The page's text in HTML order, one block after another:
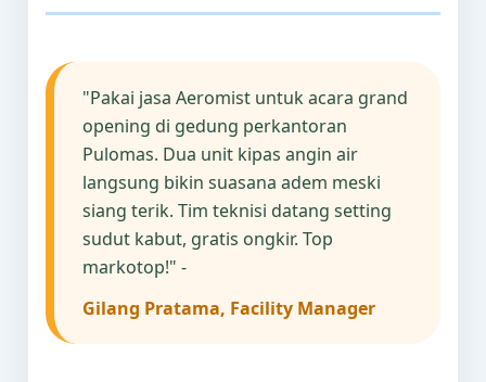
"Pakai jasa Aeromist untuk acara grand
opening di gedung perkantoran
Pulomas. Dua unit kipas angin air
langsung bikin suasana adem meski
siang terik. Tim teknisi datang setting
sudut kabut, gratis ongkir. Top
markotop!" -
Gilang Pratama, Facility Manager